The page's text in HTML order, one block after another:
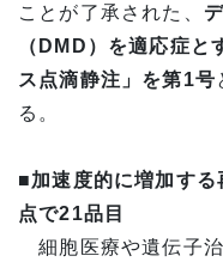
ことが了承された、
（DMD）を適応症と
ス点滴静注」を第1号
る。
■加速度的に増加す
点で21品目
細胞医療や遺伝子